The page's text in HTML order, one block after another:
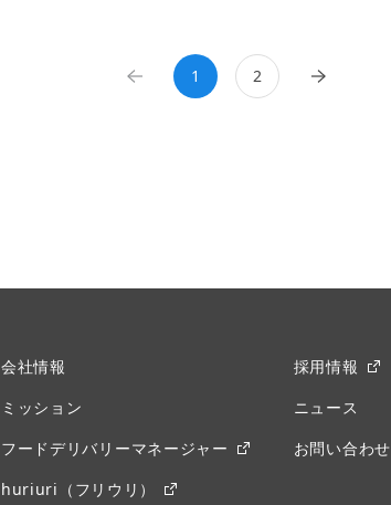
1 2
会社情報
ミッション
フードデリバリーマネージャー
huriuri（フリウリ）
採用情報
ニュース
お問い合わせ